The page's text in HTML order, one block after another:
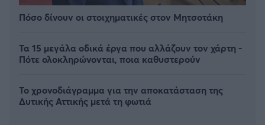
Πόσο δίνουν οι στοιχηματικές στον Μητσοτάκη
Τα 15 μεγάλα οδικά έργα που αλλάζουν τον χάρτη -
Πότε ολοκληρώνονται, ποια καθυστερούν
Το χρονοδιάγραμμα για την αποκατάσταση της
Δυτικής Αττικής μετά τη φωτιά